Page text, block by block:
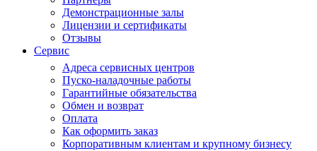
Демонстрационные залы
Лицензии и сертификаты
Отзывы
Сервис
Адреса сервисных центров
Пуско-наладочные работы
Гарантийные обязательства
Обмен и возврат
Оплата
Как оформить заказ
Корпоративным клиентам и крупному бизнесу